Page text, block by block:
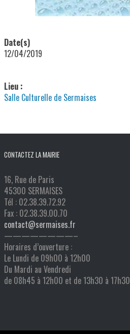
Date(s)
12/04/2019
Lieu :
Salle Culturelle de Sermaises
CONTACTEZ LA MAIRIE
16, Rue de Paris
45300 SERMAISES
Tél : 02.38.39.72.92
Fax : 02.38.39.00.70
contact@sermaises.fr
————————–
Horaires d’ouverture :
Le Lundi de 09h00 à 12h00
Du Mardi au Vendredi
de 08h45 à 12h00 et de 13h30 à 17h30